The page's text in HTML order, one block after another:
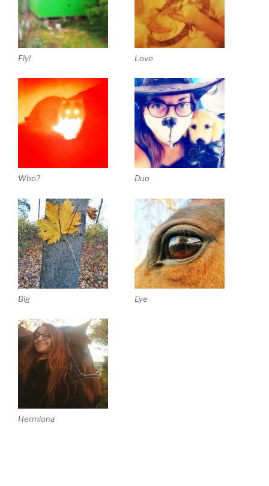
Fly! Love
Who? Duo
Big Eye
Hermiona